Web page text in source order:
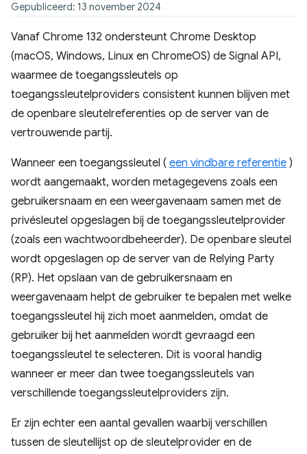
Gepubliceerd: 13 november 2024
Vanaf Chrome 132 ondersteunt Chrome Desktop
(macOS, Windows, Linux en ChromeOS) de Signal API,
waarmee de toegangssleutels op
toegangssleutelproviders consistent kunnen blijven met
de openbare sleutelreferenties op de server van de
vertrouwende partij.
Wanneer een toegangssleutel ( een vindbare referentie )
wordt aangemaakt, worden metagegevens zoals een
gebruikersnaam en een weergavenaam samen met de
privésleutel opgeslagen bij de toegangssleutelprovider
(zoals een wachtwoordbeheerder). De openbare sleutel
wordt opgeslagen op de server van de Relying Party
(RP). Het opslaan van de gebruikersnaam en
weergavenaam helpt de gebruiker te bepalen met welke
toegangssleutel hij zich moet aanmelden, omdat de
gebruiker bij het aanmelden wordt gevraagd een
toegangssleutel te selecteren. Dit is vooral handig
wanneer er meer dan twee toegangssleutels van
verschillende toegangssleutelproviders zijn.
Er zijn echter een aantal gevallen waarbij verschillen
tussen de sleutellijst op de sleutelprovider en de